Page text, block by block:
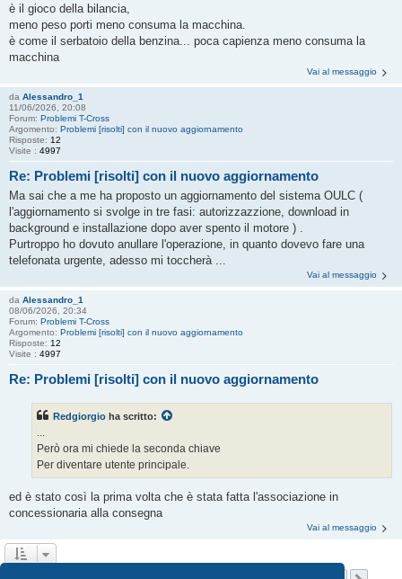
è il gioco della bilancia,
meno peso porti meno consuma la macchina.
è come il serbatoio della benzina... poca capienza meno consuma la
macchina
Vai al messaggio
da Alessandro_1
11/06/2026, 20:08
Forum: Problemi T-Cross
Argomento: Problemi [risolti] con il nuovo aggiornamento
Risposte: 12
Visite : 4997
Re: Problemi [risolti] con il nuovo aggiornamento
Ma sai che a me ha proposto un aggiornamento del sistema OULC (
l'aggiornamento si svolge in tre fasi: autorizzazzione, download in
background e installazione dopo aver spento il motore ) .
Purtroppo ho dovuto anullare l'operazione, in quanto dovevo fare una
telefonata urgente, adesso mi toccherà ...
Vai al messaggio
da Alessandro_1
08/06/2026, 20:34
Forum: Problemi T-Cross
Argomento: Problemi [risolti] con il nuovo aggiornamento
Risposte: 12
Visite : 4997
Re: Problemi [risolti] con il nuovo aggiornamento
Redgiorgio ha scritto:
...
Però ora mi chiede la seconda chiave
Per diventare utente principale.
ed è stato così la prima volta che è stata fatta l'associazione in
concessionaria alla consegna
Vai al messaggio